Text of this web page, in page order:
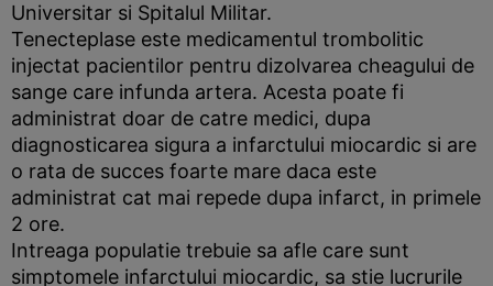
Universitar si Spitalul Militar.
Tenecteplase este medicamentul trombolitic
injectat pacientilor pentru dizolvarea cheagului de
sange care infunda artera. Acesta poate fi
administrat doar de catre medici, dupa
diagnosticarea sigura a infarctului miocardic si are
o rata de succes foarte mare daca este
administrat cat mai repede dupa infarct, in primele
2 ore.
Intreaga populatie trebuie sa afle care sunt
simptomele infarctului miocardic, sa stie lucrurile